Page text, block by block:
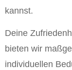
kannst.
Deine
bieten wir
individuellen